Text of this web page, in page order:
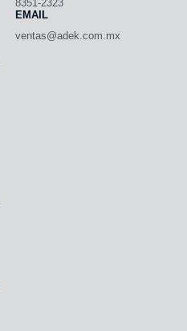
8351-2323
EMAIL
ventas@adek.com.mx